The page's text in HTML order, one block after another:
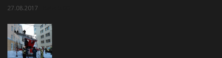
27.08.2017